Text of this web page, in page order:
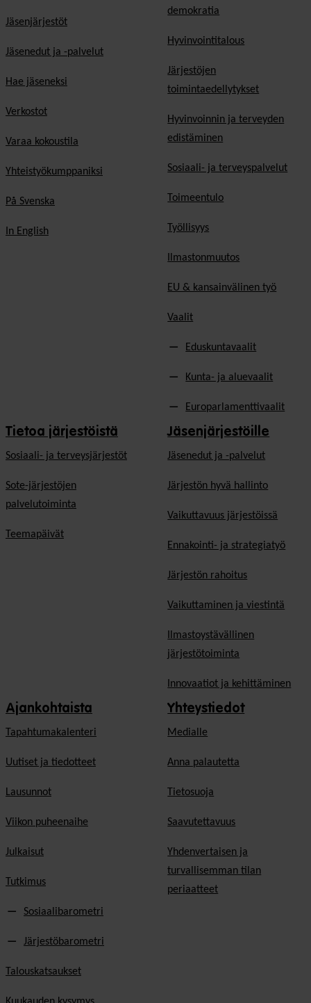
Jäsenjärjestöt
Jäsenedut ja -palvelut
Hae jäseneksi
Verkostot
Varaa kokoustila
Yhteistyökumppaniksi
På Svenska
In English
demokratia
Hyvinvointitalous
Järjestöjen
toimintaedellytykset
Hyvinvoinnin ja terveyden
edistäminen
Sosiaali- ja terveyspalvelut
Toimeentulo
Työllisyys
Ilmastonmuutos
EU & kansainvälinen työ
Vaalit
Eduskuntavaalit
Kunta- ja aluevaalit
Europarlamenttivaalit
Tietoa järjestöistä
Sosiaali- ja terveysjärjestöt
Sote-järjestöjen
palvelutoiminta
Teemapäivät
Jäsenjärjestöille
Jäsen­edut ja -palvelut
Järjestön hyvä hallinto
Vaikuttavuus järjestöissä
Ennakointi- ja strategiatyö
Järjestön rahoitus
Vaikuttaminen ja viestintä
Ilmastoystävällinen
järjestötoiminta
Innovaatiot ja kehittäminen
Ajankohtaista
Tapahtumakalenteri
Uutiset ja tiedotteet
Lausunnot
Viikon puheenaihe
Julkaisut
Tutkimus
Sosiaalibarometri
Järjestöbarometri
Talouskatsaukset
Yhteystiedot
Medialle
Anna palautetta
Tietosuoja
Saavutettavuus
Yhdenvertaisen ja
turvallisemman tilan
periaatteet